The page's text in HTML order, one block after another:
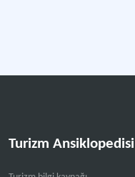
Turizm Ansiklopedisi